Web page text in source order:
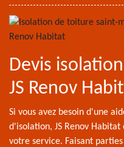
Devis
JS Renov
Si vous avez besoin d'une
d'isolation, JS Renov
votre service. Faisant